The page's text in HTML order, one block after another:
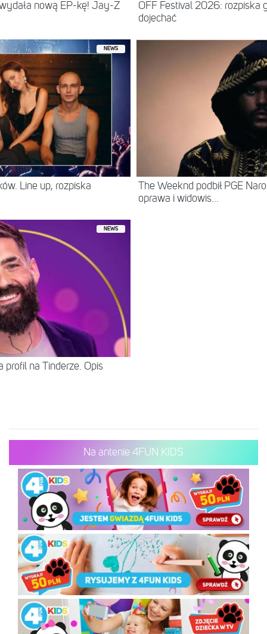
nową EP-kę! Jay-Z
OFF Festival 2026: rozpiska
dojechać
NEWS
Line up, rozpiska
The Weeknd podbił PGE
oprawa i widowis...
NEWS
profil na Tinderze. Opis
Na antenie 4FUN KIDS